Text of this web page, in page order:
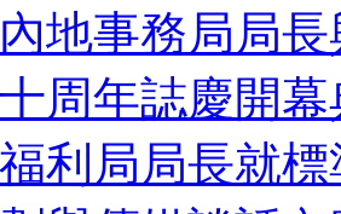
地事務局局
周年誌慶開
利局局長就